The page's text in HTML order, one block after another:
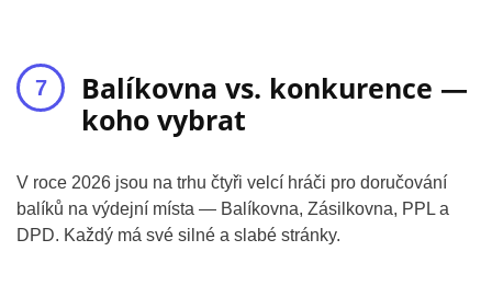
Balíkovna vs. konkurence —
koho vybrat
V roce 2026 jsou na trhu čtyři velcí hráči pro doručování
balíků na výdejní místa — Balíkovna, Zásilkovna, PPL a
DPD. Každý má své silné a slabé stránky.